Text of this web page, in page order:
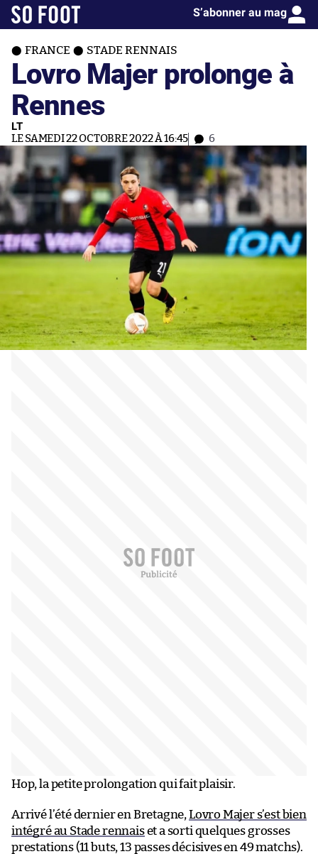
S’abonner au mag
FRANCE STADE RENNAIS
Lovro Majer prolonge à
Rennes
LT
LE SAMEDI 22 OCTOBRE 2022 À 16:45 6
Hop, la petite prolongation qui fait plaisir.
Arrivé l’été dernier en Bretagne, Lovro Majer s’est bien
intégré au Stade rennaiset a sorti quelques grosses
prestations (11 buts, 13 passes décisives en 49 matchs).